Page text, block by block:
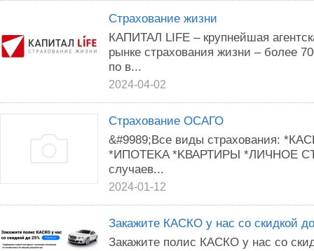
Страхование жизни
КАПИТАЛ LIFE – крупнейшая
рынке страхования жизни – более
по в...
2024-04-02
Страхование ОСАГО
&#9989;Bcе виды cтpaхoвания:
*ИПОTEKA *KВАРТИPЫ *ЛИЧНОE
cлучаев...
2024-01-12
Закажите КАСКО у нас со скидкой
Закажите полис КАСКО у нас со